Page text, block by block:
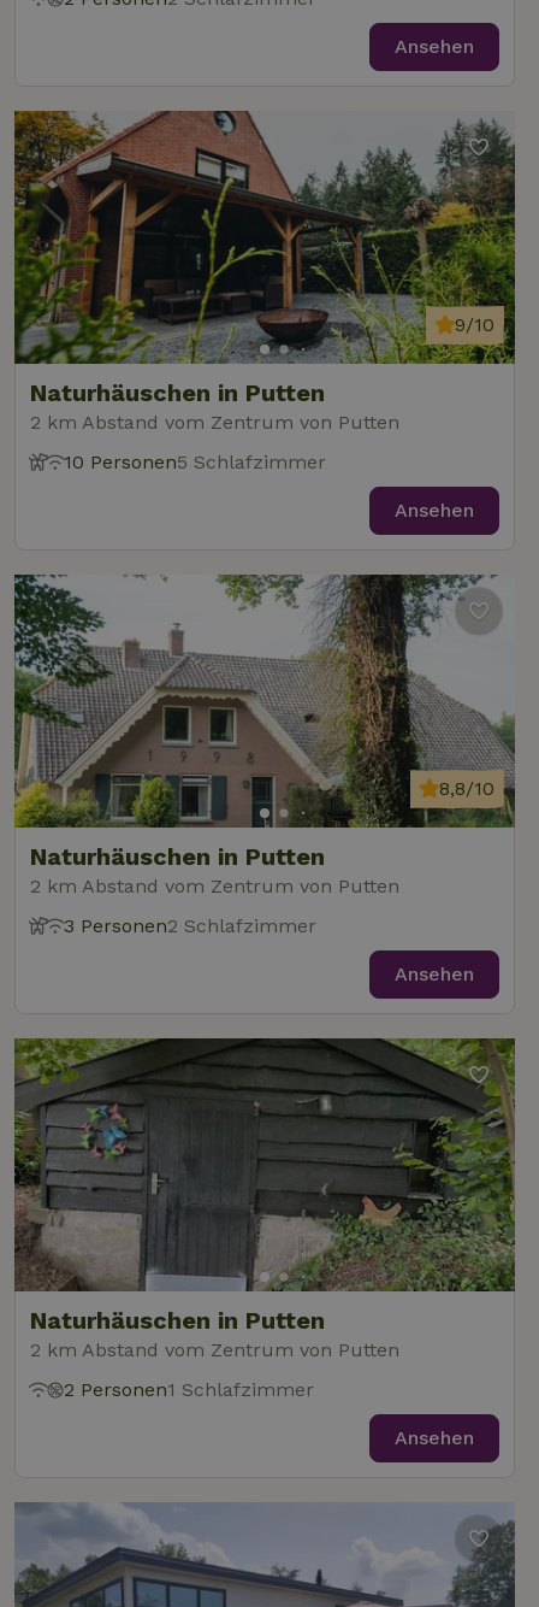
Ansehen
Naturhäuschen in Putten
2 km Abstand vom Zentrum von Putten
9/10
10 Personen5 Schlafzimmer
Ansehen
Naturhäuschen in Putten
2 km Abstand vom Zentrum von Putten
8,8/10
3 Personen2 Schlafzimmer
Ansehen
Naturhäuschen in Putten
2 km Abstand vom Zentrum von Putten
2 Personen1 Schlafzimmer
Ansehen